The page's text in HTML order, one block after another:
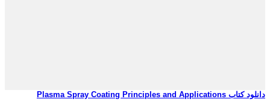
دانلود کتاب Plasma Spray Coating Principles and Applications